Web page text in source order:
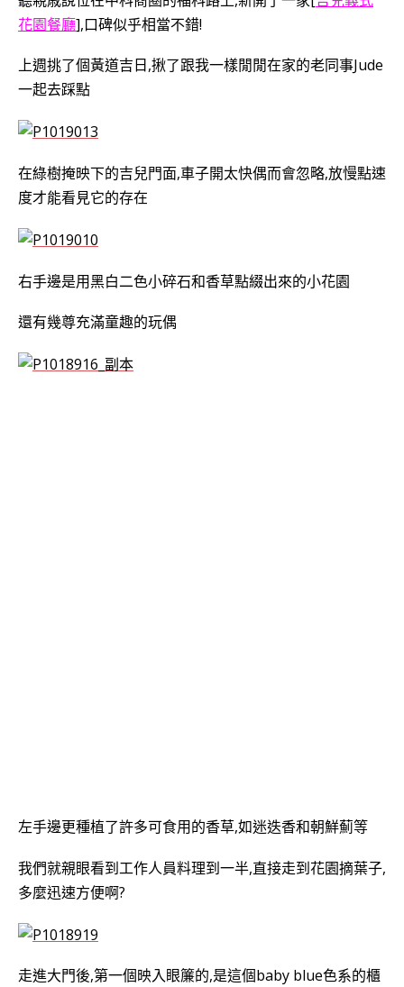
花園餐廳],口碑似乎相當不錯!
上週挑了個黃道吉日,揪了跟我一樣閒閒在家的老同事Jude
一起去踩點
在綠樹掩映下的吉兒門面,車子開太快偶而會忽略,放慢點速
度才能看見它的存在
右手邊是用黑白二色小碎石和香草點綴出來的小花園
還有幾尊充滿童趣的玩偶
左手邊更種植了許多可食用的香草,如迷迭香和朝鮮薊等
我們就親眼看到工作人員料理到一半,直接走到花園摘葉子,
多麼迅速方便啊?
走進大門後,第一個映入眼簾的,是這個baby blue色系的櫃